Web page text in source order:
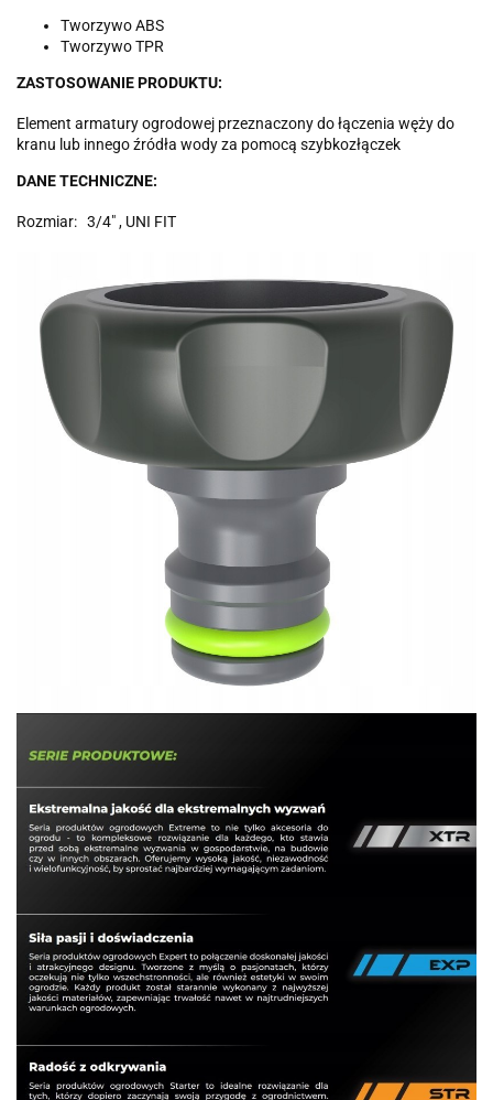
Tworzywo ABS
Tworzywo TPR
ZASTOSOWANIE PRODUKTU:
Element armatury ogrodowej przeznaczony do łączenia węży do
kranu lub innego źródła wody za pomocą szybkozłączek
DANE TECHNICZNE:
Rozmiar: 3/4" , UNI FIT